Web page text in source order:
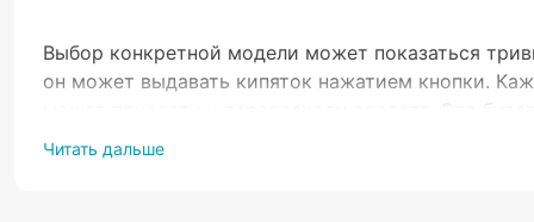
Выбор конкретной модели может показаться
он может выдавать кипяток нажатием кнопки.
может привести к перерасходу средств. Это
проверенных на практике советов, как выбрать
Читать дальше